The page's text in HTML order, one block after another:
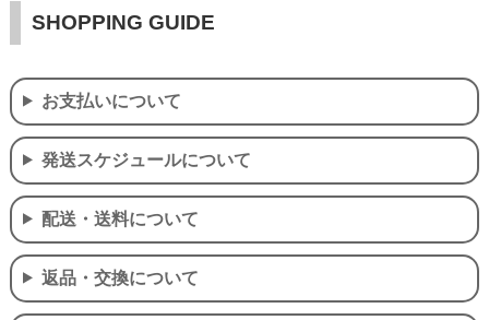
SHOPPING GUIDE
お支払いについて
発送スケジュールについて
配送・送料について
返品・交換について